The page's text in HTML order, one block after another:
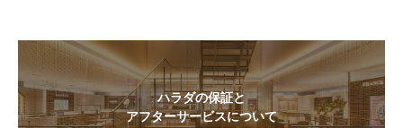
ハラダの保証と
アフターサービスについて